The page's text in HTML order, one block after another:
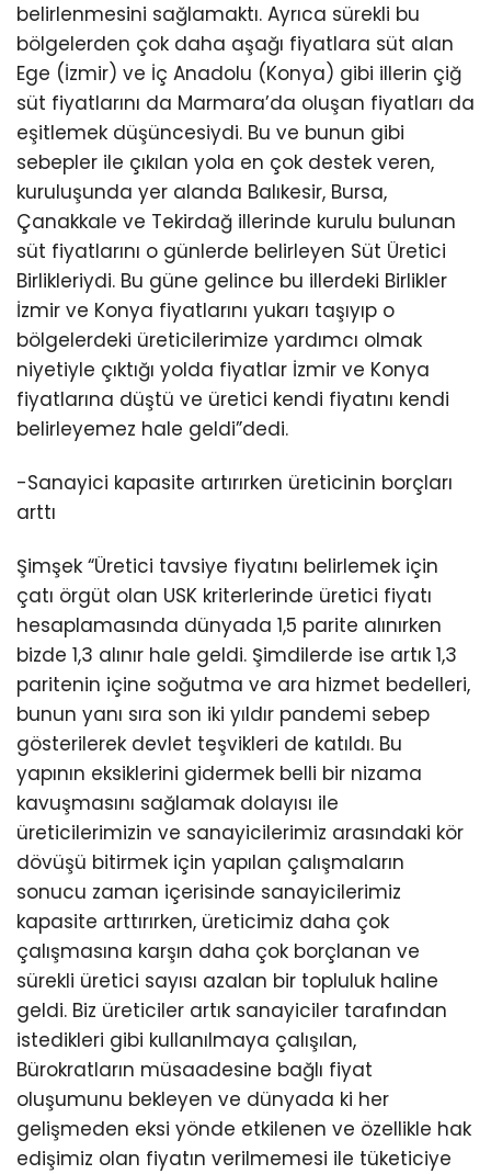
belirlenmesini sağlamaktı. Ayrıca sürekli bu
bölgelerden çok daha aşağı fiyatlara süt alan
Ege (İzmir) ve İç Anadolu (Konya) gibi illerin çiğ
süt fiyatlarını da Marmara’da oluşan fiyatları da
eşitlemek düşüncesiydi. Bu ve bunun gibi
sebepler ile çıkılan yola en çok destek veren,
kuruluşunda yer alanda Balıkesir, Bursa,
Çanakkale ve Tekirdağ illerinde kurulu bulunan
süt fiyatlarını o günlerde belirleyen Süt Üretici
Birlikleriydi. Bu güne gelince bu illerdeki Birlikler
İzmir ve Konya fiyatlarını yukarı taşıyıp o
bölgelerdeki üreticilerimize yardımcı olmak
niyetiyle çıktığı yolda fiyatlar İzmir ve Konya
fiyatlarına düştü ve üretici kendi fiyatını kendi
belirleyemez hale geldi”dedi.
-Sanayici kapasite artırırken üreticinin borçları
arttı
Şimşek “Üretici tavsiye fiyatını belirlemek için
çatı örgüt olan USK kriterlerinde üretici fiyatı
hesaplamasında dünyada 1,5 parite alınırken
bizde 1,3 alınır hale geldi. Şimdilerde ise artık 1,3
paritenin içine soğutma ve ara hizmet bedelleri,
bunun yanı sıra son iki yıldır pandemi sebep
gösterilerek devlet teşvikleri de katıldı. Bu
yapının eksiklerini gidermek belli bir nizama
kavuşmasını sağlamak dolayısı ile
üreticilerimizin ve sanayicilerimiz arasındaki kör
dövüşü bitirmek için yapılan çalışmaların
sonucu zaman içerisinde sanayicilerimiz
kapasite arttırırken, üreticimiz daha çok
çalışmasına karşın daha çok borçlanan ve
sürekli üretici sayısı azalan bir topluluk haline
geldi. Biz üreticiler artık sanayiciler tarafından
istedikleri gibi kullanılmaya çalışılan,
Bürokratların müsaadesine bağlı fiyat
oluşumunu bekleyen ve dünyada ki her
gelişmeden eksi yönde etkilenen ve özellikle hak
edişimiz olan fiyatın verilmemesi ile tüketiciye